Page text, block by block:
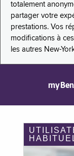
totalement
partager votre
prestations. Vos
modifications à
les autres New-